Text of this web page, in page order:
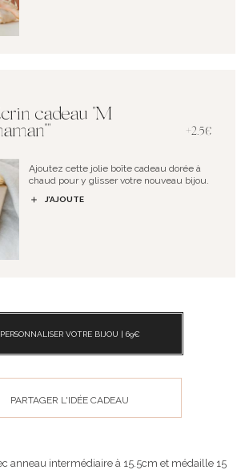
cadeau "M
+2.5€
Ajoutez cette jolie boîte cadeau dorée à
chaud pour y glisser votre nouveau bijou.
J’AJOUTE
PERSONNALISER VOTRE BIJOU | 69€
PARTAGER L'IDÉE CADEAU
anneau intermédiaire à 15.5cm et médaille 15